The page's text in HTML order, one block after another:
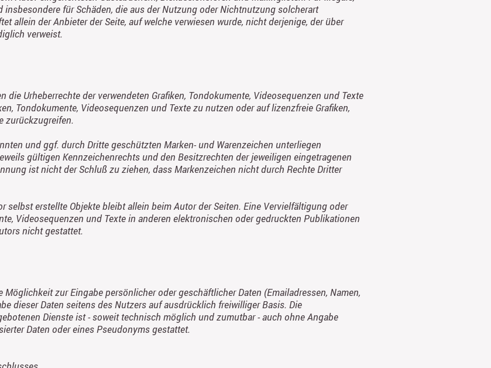
für Schäden, die aus der Nutzung oder Nichtnutzung solcherart
allein der Anbieter der Seite, auf welche verwiesen wurde, nicht derjenige, der über
verweist.
Urheberrechte der verwendeten Grafiken, Tondokumente, Videosequenzen und Texte
Tondokumente, Videosequenzen und Texte zu nutzen oder auf lizenzfreie Grafiken,
zurückzugreifen.
und ggf. durch Dritte geschützten Marken- und Warenzeichen unterliegen
gültigen Kennzeichenrechts und den Besitzrechten der jeweiligen eingetragenen
ist nicht der Schluß zu ziehen, dass Markenzeichen nicht durch Rechte Dritter
selbst erstellte Objekte bleibt allein beim Autor der Seiten. Eine Vervielfältigung oder
Videosequenzen und Texte in anderen elektronischen oder gedruckten Publikationen
nicht gestattet.
zur Eingabe persönlicher oder geschäftlicher Daten (Emailadressen, Namen,
dieser Daten seitens des Nutzers auf ausdrücklich freiwilliger Basis. Die
Dienste ist - soweit technisch möglich und zumutbar - auch ohne Angabe
Daten oder eines Pseudonyms gestattet.